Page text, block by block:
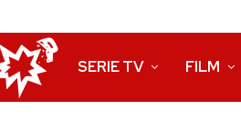
SERIE TV FILM